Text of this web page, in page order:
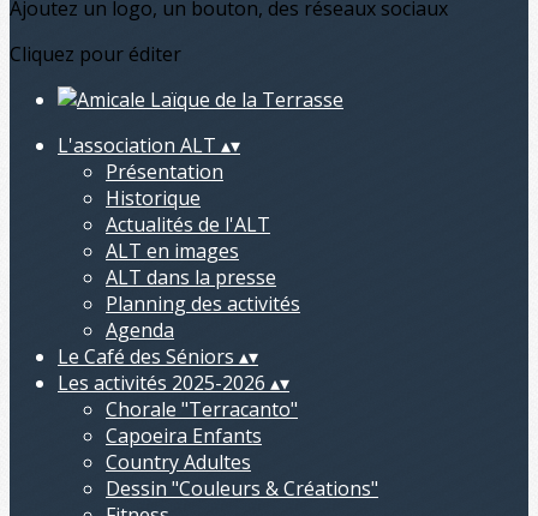
Ajoutez un logo, un bouton, des réseaux sociaux
Cliquez pour éditer
L'association ALT ▴▾
Présentation
Historique
Actualités de l'ALT
ALT en images
ALT dans la presse
Planning des activités
Agenda
Le Café des Séniors ▴▾
Les activités 2025-2026 ▴▾
Chorale "Terracanto"
Capoeira Enfants
Country Adultes
Dessin "Couleurs & Créations"